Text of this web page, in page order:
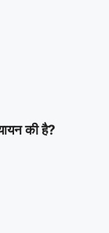
की है?